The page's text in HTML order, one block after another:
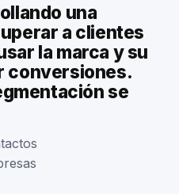
una
a clientes
la marca y su
conversiones.
se